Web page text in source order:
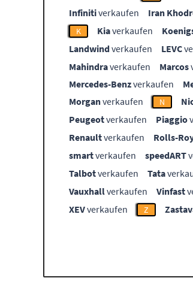
Infinitiverkaufen Iran
K Kiaverkaufen
Landwindverkaufen LEVC
Mahindraverkaufen Marcos
Mercedes-Benzverkaufen
Morganverkaufen N
Peugeotverkaufen Piaggio
Renaultverkaufen Rolls-
smartverkaufen speedART
Talbotverkaufen Tata
Vauxhallverkaufen Vinfast
XEVverkaufen Z